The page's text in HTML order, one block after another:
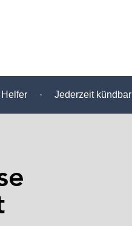
· Jederzeit kündbar